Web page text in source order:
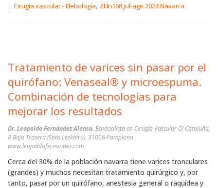
| Cirugía vascular - Flebología, ZHn108 jul-ago 2024 Navarra
Tratamiento de varices sin pasar por el
quirófano: Venaseal® y microespuma.
Combinación de tecnologías para
mejorar los resultados
Dr. Leopoldo Fernández Alonso. Especialista en Cirugía Vascular C/ Cataluña,
8 Bajo Trasera (Soto Lezkairu). 31006 Pamplona
www.leopoldofernandez.com
Cerca del 30% de la población navarra tiene varices tronculares
(grandes) y muchos necesitan tratamiento quirúrgico y, por
tanto, pasar por un quirófano, anestesia general o raquídea y